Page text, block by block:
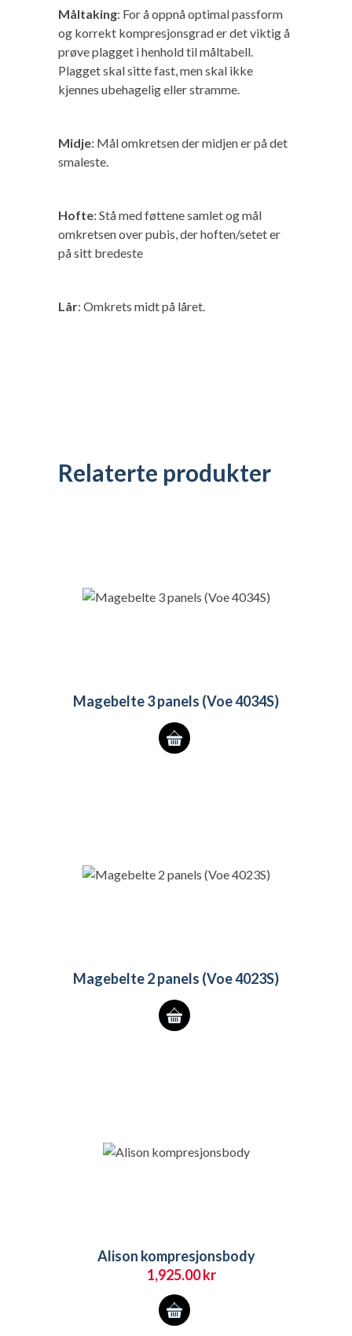
Måltaking: For å oppnå optimal passform
og korrekt kompresjonsgrad er det viktig å
prøve plagget i henhold til måltabell.
Plagget skal sitte fast, men skal ikke
kjennes ubehagelig eller stramme.
Midje: Mål omkretsen der midjen er på det
smaleste.
Hofte: Stå med føttene samlet og mål
omkretsen over pubis, der hoften/setet er
på sitt bredeste
Lår: Omkrets midt på låret.
Relaterte produkter
Magebelte 3 panels (Voe 4034S)
Magebelte 2 panels (Voe 4023S)
Alison kompresjonsbody
1,925.00kr
Dette
produktet
har